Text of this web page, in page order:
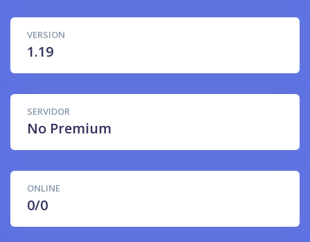
VERSION
1.19
SERVIDOR
No Premium
ONLINE
0/0